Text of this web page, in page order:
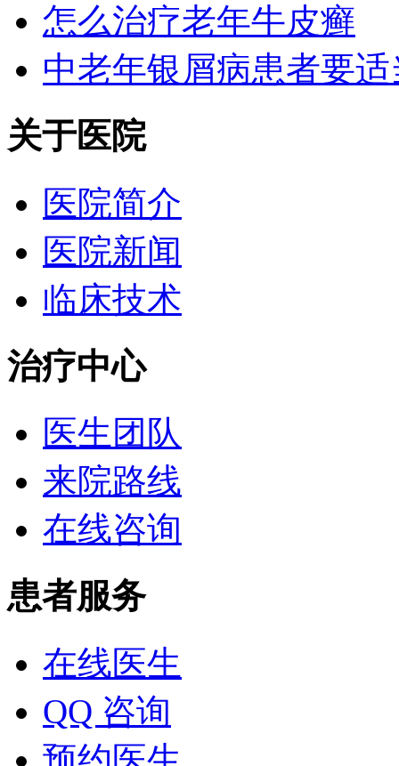
怎么治疗老年牛皮癣
中老年银屑病患者要
关于医院
医院简介
医院新闻
临床技术
治疗中心
医生团队
来院路线
在线咨询
患者服务
在线医生
QQ 咨询